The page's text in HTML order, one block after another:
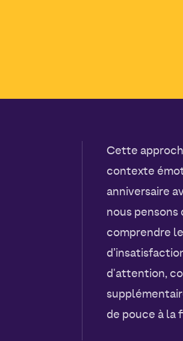
Cette
contexte
anniversaire
nous
comprendre
d'attention,
de pouce à la